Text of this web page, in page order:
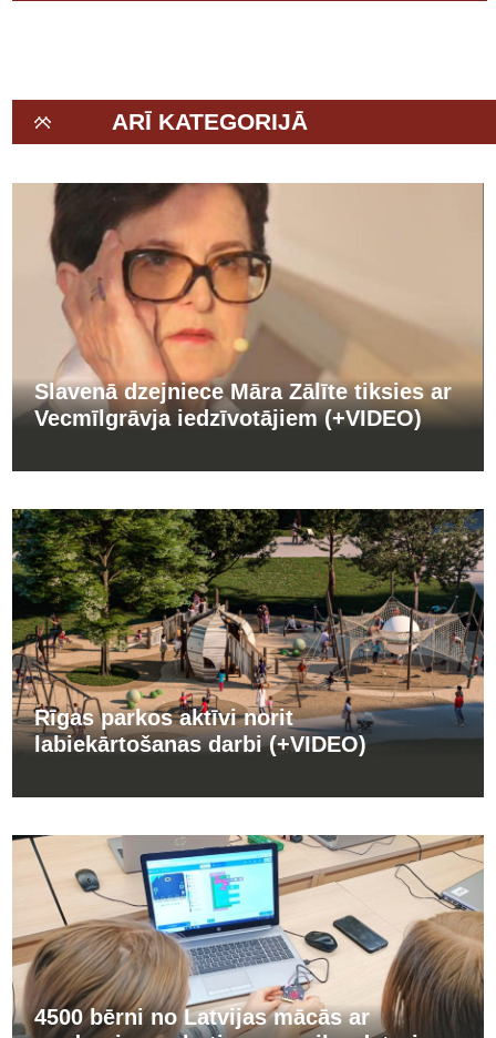
ARĪ KATEGORIJĀ
Slavenā dzejniece Māra Zālīte tiksies ar
Vecmīlgrāvja iedzīvotājiem (+VIDEO)
Rīgas parkos aktīvi norit
labiekārtošanas darbi (+VIDEO)
4500 bērni no Latvijas mācās ar